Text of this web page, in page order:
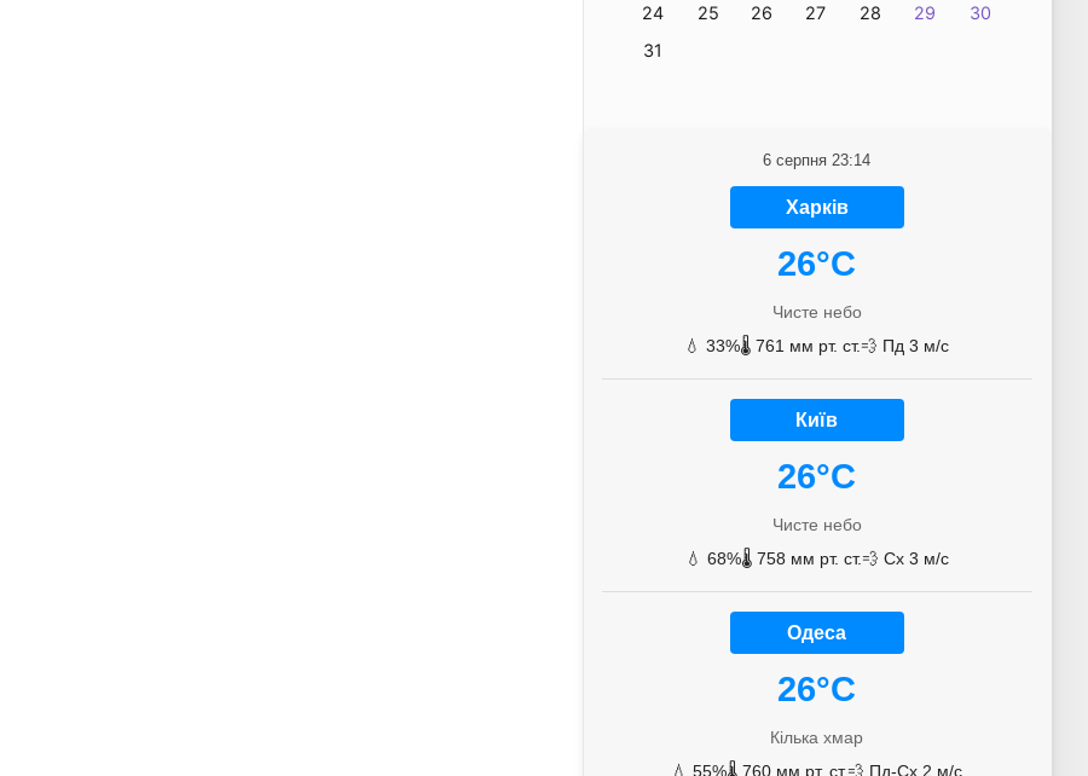
24
25 26 27 28 29
30
31
6 серпня 23:14
Харків
26°C
Чисте небо
💧 33%🌡️ 761 мм рт. ст.💨 Пд 3 м/с
Київ
26°C
Чисте небо
💧 68%🌡️ 758 мм рт. ст.💨 Сх 3 м/с
Одеса
26°C
Кілька хмар
💧 55%🌡️ 760 мм рт. ст.💨 Пд-Сх 2 м/с